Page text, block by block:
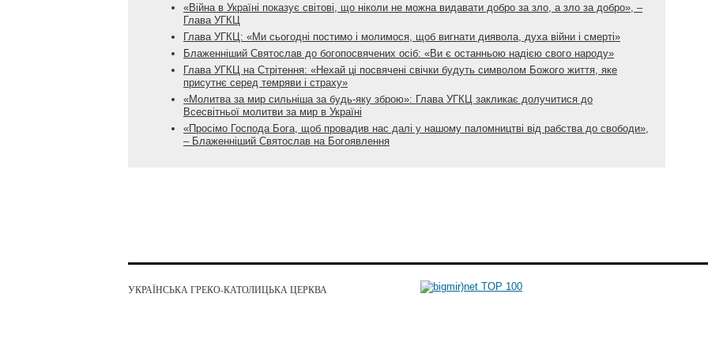
«Війна в Україні показує світові, що ніколи не можна видавати добро за зло, а зло за добро», –
Глава УГКЦ
Глава УГКЦ: «Ми сьогодні постимо і молимося, щоб вигнати диявола, духа війни і смерті»
Блаженніший Святослав до богопосвячених осіб: «Ви є останньою надією свого народу»
Глава УГКЦ на Стрітення: «Нехай ці посвячені свічки будуть символом Божого життя, яке
присутнє серед темряви і страху»
«Молитва за мир сильніша за будь-яку зброю»: Глава УГКЦ закликає долучитися до
Всесвітньої молитви за мир в Україні
«Просімо Господа Бога, щоб провадив нас далі у нашому паломництві від рабства до свободи»,
– Блаженніший Святослав на Богоявлення
УКРАЇНСЬКА ГРЕКО-КАТОЛИЦЬКА ЦЕРКВА